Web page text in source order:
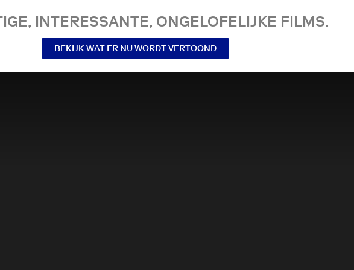
INTERESSANTE, ONGELOFELIJKE FILMS.
BEKIJK WAT ER NU WORDT VERTOOND